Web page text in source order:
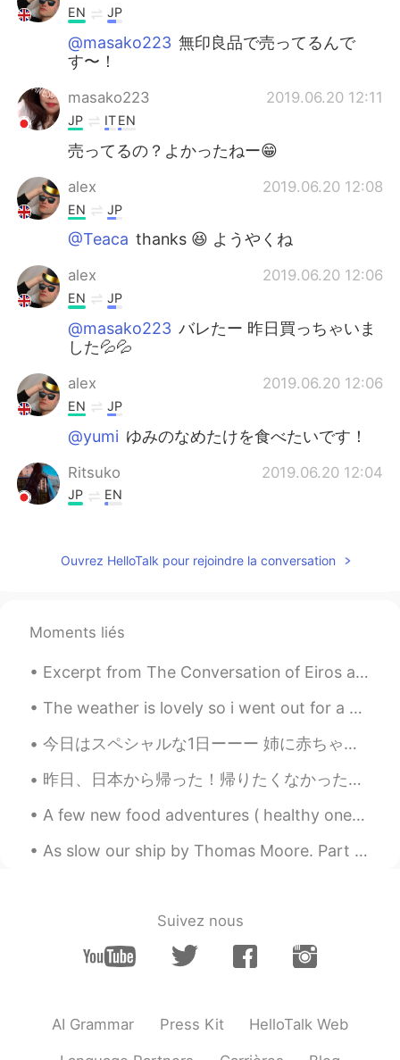
EN JP
@masako223 無印良品で売ってるんで
す〜！
masako223 2019.06.20 12:11
JP ITEN
売ってるの？よかったねー😁
alex 2019.06.20 12:08
EN JP
@Teaca thanks 😆 ようやくね
alex 2019.06.20 12:06
EN JP
@masako223 バレたー 昨日買っちゃいま
した💦💦
alex 2019.06.20 12:06
EN JP
@yumi ゆみのなめたけを食べたいです！
Ritsuko 2019.06.20 12:04
JP EN
alex 2019.06.20 12:04
EN JP
@mame入れなかったね〜 久しぶりにかつ
おぶしが手に入れたから、梅おかか欲しい
って作りました！ 訂正ありがとう！🏋🏻‍♂️ 🧠
alex 2019.06.20 12:02
シャモジ買ったんや。Congrats✨
Eria 2019.06.20 09:41
Ouvrez HelloTalk pour rejoindre la conversation
Moments liés
Excerpt from The Conversation of Eiros and Charmion by Edgar Allan Poe. There was an epoch in t...
The weather is lovely so i went out for a quick break and to get some fresh air, and of course t...
今日はスペシャルな1日ーーー 姉に赤ちゃんが生まれたー ようこそーー サクラ🌸スカイ🥰 スカイは私のキャンプネームなんだ〜 取られたぜー🤣 キャワイイなーー 産まれて48時間🥰 ずーっと寝...
昨日、日本から帰った！帰りたくなかったけど笑笑！初めてだった！親友と親友の彼氏に行った！一緒に楽しんでいた！日本で日本語をたくさん使った！いい練習だった！色々な場所に行った！最初は東京後で、小田...
A few new food adventures ( healthy ones 😂 ) have happened in the last few days. It feels like th...
As slow our ship by Thomas Moore. Part 2 of 2. And when, in other climes, we meet Some isle o...
Suivez nous
AI Grammar Press Kit HelloTalk Web